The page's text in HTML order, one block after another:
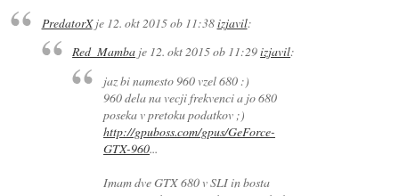
PredatorXje 12. okt 2015 ob 11:38izjavil:
Red_Mamba je 12. okt 2015 ob 11:29izjavil:
jaz bi namesto 960 vzel 680 :)
960 dela na vecji frekvenci a jo 680
poseka v pretoku podatkov ;)
http://gpuboss.com/gpus/GeForce-
GTX-960...
Imam dve GTX 680 v SLI in bosta